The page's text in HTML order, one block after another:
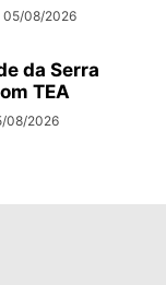
05/08/2026
da Serra
TEA
08/2026